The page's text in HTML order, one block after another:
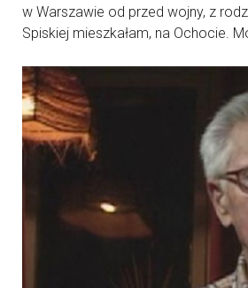
w Warszawie od przed wojny, z
Spiskiej mieszkałam, na Ochocie.